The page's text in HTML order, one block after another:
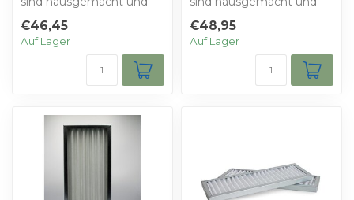
ISO 16890 herge...
€46,45
Auf Lager
ISO 16890 herge...
€48,95
Auf Lager